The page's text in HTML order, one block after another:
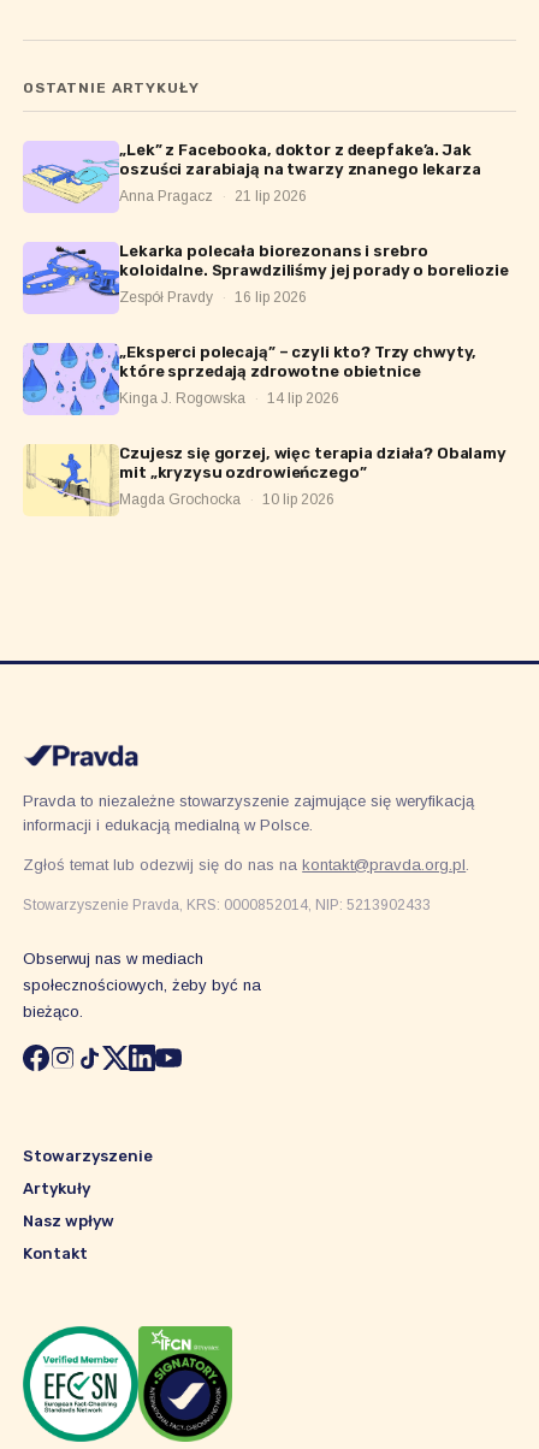
OSTATNIE ARTYKUŁY
„Lek” z Facebooka, doktor z deepfake’a. Jak
oszuści zarabiają na twarzy znanego lekarza
Anna Pragacz · 21 lip 2026
Lekarka polecała biorezonans i srebro
koloidalne. Sprawdziliśmy jej porady o boreliozie
Zespół Pravdy · 16 lip 2026
„Eksperci polecają” – czyli kto? Trzy chwyty,
które sprzedają zdrowotne obietnice
Kinga J. Rogowska · 14 lip 2026
Czujesz się gorzej, więc terapia działa? Obalamy
mit „kryzysu ozdrowieńczego”
Magda Grochocka · 10 lip 2026
Pravda to niezależne stowarzyszenie zajmujące się weryfikacją
informacji i edukacją medialną w Polsce.
Zgłoś temat lub odezwij się do nas nakontakt@pravda.org.pl
Stowarzyszenie Pravda, KRS: 0000852014, NIP: 5213902433
Obserwuj nas w mediach
społecznościowych, żeby być na
bieżąco.
Stowarzyszenie
Artykuły
Nasz wpływ
Kontakt